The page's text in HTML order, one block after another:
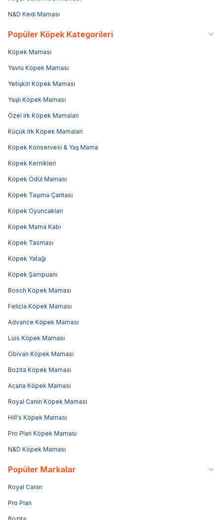
N&D Kedi Maması
Popüler Köpek Kategorileri
Köpek Maması
Yavru Köpek Maması
Yetişkin Köpek Maması
Yaşlı Köpek Maması
Özel Irk Köpek Mamaları
Küçük Irk Köpek Mamaları
Köpek Konservesi & Yaş Mama
Köpek Kemikleri
Köpek Ödül Maması
Köpek Taşıma Çantası
Köpek Oyuncakları
Köpek Mama Kabı
Köpek Tasması
Köpek Yatağı
Köpek Şampuanı
Bosch Köpek Maması
Felicia Köpek Maması
Advance Köpek Maması
Luis Köpek Maması
Obivan Köpek Maması
Bozita Köpek Maması
Acana Köpek Maması
Royal Canin Köpek Maması
Hill's Köpek Maması
Pro Plan Köpek Maması
N&D Köpek Maması
Popüler Markalar
Royal Canin
Pro Plan